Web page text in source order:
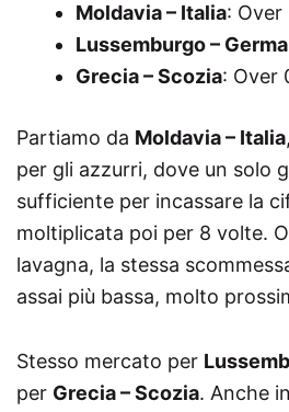
Moldavia – Italia: Over
Lussemburgo –
Grecia – Scozia: Over
Partiamo da Moldavia – Italia
per gli azzurri, dove un solo
sufficiente per incassare la
moltiplicata poi per 8 volte.
lavagna, la stessa
assai più bassa, molto
Stesso mercato per
per Grecia – Scozia. Anche